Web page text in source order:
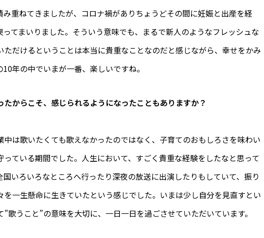
み重ねてきましたが、コロナ禍がありちょうどその間に妊娠と出産を経
てまいりました。そういう意味でも、まるで新人のようなフレッシュな
ただけるということは本当に貴重なことなのだと感じながら、幸せをかみ
年の中でいまが一番、楽しいですね。
たからこそ、感じられるようになったこともありますか？
は歌いたくても歌えなかったのではなく、子育てのおもしろさを味わい
ている期間でした。人生において、すごく貴重な経験をしたなと思って
国いろいろなところへ行ったり深夜の放送に出演したりもしていて、振り
を一生懸命に生きていたという感じでした。いまは少し自分を見直すとい
歌うこと”の意味を大切に、一日一日を過ごさせていただいています。